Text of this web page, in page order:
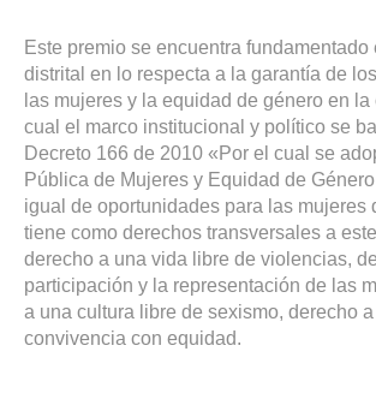
Este premio se encuentra fundamentado
distrital en lo respecta a la garantía de
las mujeres y la equidad de género en
cual el marco institucional y político se
Decreto 166 de 2010 «Por el cual se
Pública de Mujeres y Equidad de
igual de oportunidades para las mujeres
tiene como derechos transversales a
derecho a una vida libre de violencias,
participación y la representación de las
a una cultura libre de sexismo, derecho
convivencia con equidad.